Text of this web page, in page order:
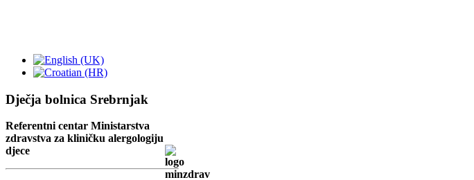
Dječja bolnica Srebrnjak
Referentni centar Ministarstva
zdravstva za kliničku alergologiju
djece